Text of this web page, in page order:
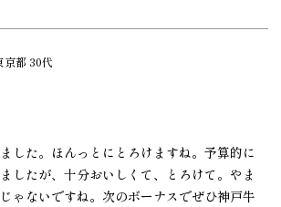
京都 30代
した。ほんっとにとろけますね。予算的に
したが、十分おいしくて、とろけて。やま
ゃないですね。次のボーナスでぜひ神戸牛